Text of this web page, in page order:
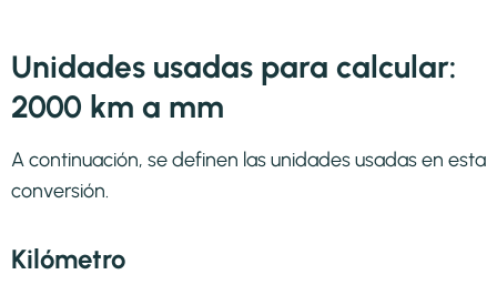
Unidades usadas para calcular:
2000 km a mm
A continuación, se definen las unidades usadas en esta
conversión.
Kilómetro